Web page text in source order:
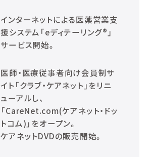
インターネットによる医薬営業支
援システム「eディテーリング®」
サービス開始。
医師・医療従事者向け会員制サ
イト「クラブ・ケアネット」をリニ
ューアルし、
「CareNet.com(ケアネット・ドッ
トコム)」をオープン。
ケアネットDVDの販売開始。